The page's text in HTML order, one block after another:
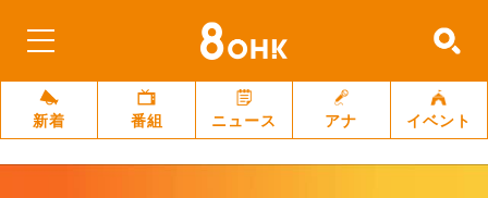
新着 番組 ニュース アナ イベント